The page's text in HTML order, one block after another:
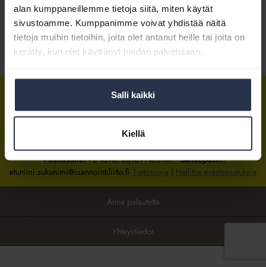
alan kumppaneillemme tietoja siitä, miten käytät
sivustoamme. Kumppanimme voivat yhdistää näitä
tietoja muihin tietoihin, joita olet antanut heille tai joita on
kerätty, kun olet käyttänyt heidän palvelujaan.
Salli kaikki
Kiellä
Kirjaudu sisään
Tietoa jäsenyydestä
IsännöintiliittoIsännöintiliittoIsännöintiliitto
Isännöintiliiton toimistosijaitsee Hakaniemessä Helsingissä.
Postiosoite:PL 1370, 00101 HelsinkiSähköpostit:
etunimi.sukunimi@isannointiliitto.fi Tietosuoja | Hallitse evästeasetuksia
Anna palautetta
Yhteystiedot